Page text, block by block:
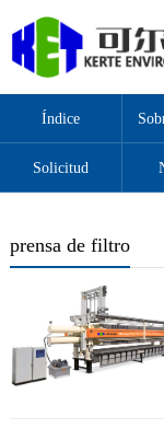
Índice
Solicitud
prensa de filtro